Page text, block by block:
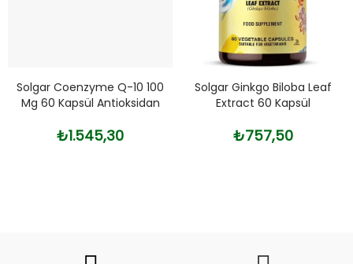
Solgar Coenzyme Q-10 100
Mg 60 Kapsül Antioksidan
₺1.545,30
Solgar Ginkgo Biloba Leaf
Extract 60 Kapsül
₺757,50